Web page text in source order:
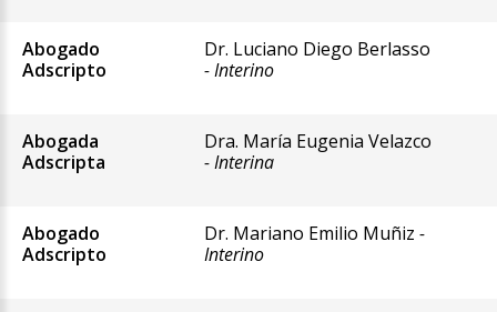
Abogado
Adscripto
Dr. Luciano Diego Berlasso
- Interino
Abogada
Adscripta
Dra. María Eugenia Velazco
- Interina
Abogado
Adscripto
Dr. Mariano Emilio Muñiz -
Interino